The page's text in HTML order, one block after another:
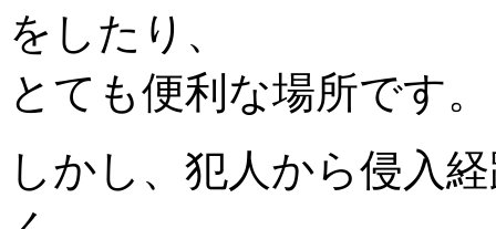
をしたり、
とても便利な場所です。
しかし、犯人から侵入